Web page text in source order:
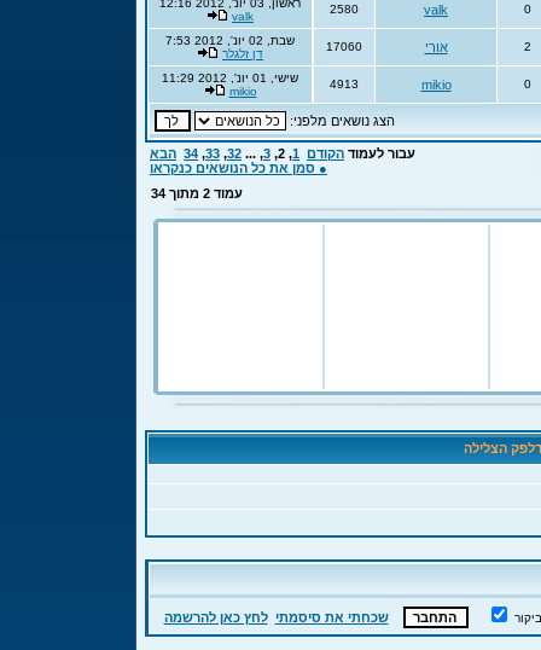
0
valk
2580
ראשון, 03 יונ', 2012 12:16
valk
2 אורי 17060
שבת, 02 יונ', 2012 7:53
דן זלגלר
0
mikio
4913
שישי, 01 יונ', 2012 11:29
mikio
הצג נושאים מלפני:
עבור לעמוד הקודם 1
,
2
,
3
, ...
32
,
33
,
34 הבא
● סמן את כל הנושאים כנקראו
עמוד 2 מתוך 34
הצלילה
שכחתי את סיסמתי לחץ כאן להרשמה